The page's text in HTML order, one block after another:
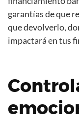
garantías de que
que devolverlo,
impactará en tus